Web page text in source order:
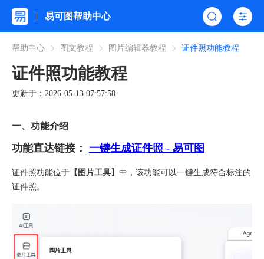
易可图帮助中心
帮助中心 图文教程 图片编辑器教程 证件照功能教程
证件照功能教程
更新于：2026-05-13 07:57:58
一、功能介绍​
​功能直达链接：​​ 一键生成证件照 - 易可图
证件照功能位于 【图片工具】 中，该功能可以一键生成符合标注的
证件照。